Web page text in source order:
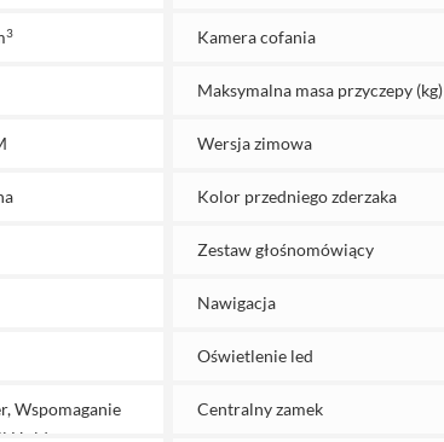
3
Wspomaganie
Holder
Kamera cofania
Maksymalna masa przyczepy (kg)
Wersja zimowa
Kolor przedniego zderzaka
Zestaw głośnomówiący
Nawigacja
Oświetlenie led
Centralny zamek